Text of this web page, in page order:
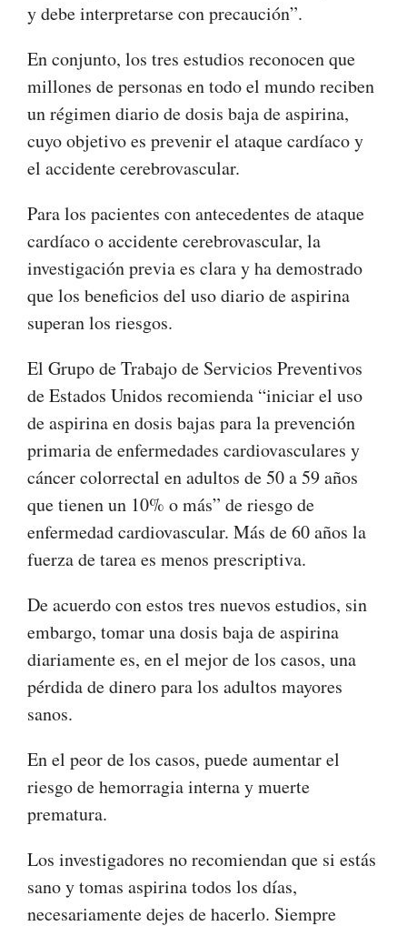
y debe interpretarse con precaución”.
En conjunto, los tres estudios reconocen que
millones de personas en todo el mundo reciben
un régimen diario de dosis baja de aspirina,
cuyo objetivo es prevenir el ataque cardíaco y
el accidente cerebrovascular.
Para los pacientes con antecedentes de ataque
cardíaco o accidente cerebrovascular, la
investigación previa es clara y ha demostrado
que los beneficios del uso diario de aspirina
superan los riesgos.
El Grupo de Trabajo de Servicios Preventivos
de Estados Unidos recomienda “iniciar el uso
de aspirina en dosis bajas para la prevención
primaria de enfermedades cardiovasculares y
cáncer colorrectal en adultos de 50 a 59 años
que tienen un 10% o más” de riesgo de
enfermedad cardiovascular. Más de 60 años la
fuerza de tarea es menos prescriptiva.
De acuerdo con estos tres nuevos estudios, sin
embargo, tomar una dosis baja de aspirina
diariamente es, en el mejor de los casos, una
pérdida de dinero para los adultos mayores
sanos.
En el peor de los casos, puede aumentar el
riesgo de hemorragia interna y muerte
prematura.
Los investigadores no recomiendan que si estás
sano y tomas aspirina todos los días,
necesariamente dejes de hacerlo. Siempre